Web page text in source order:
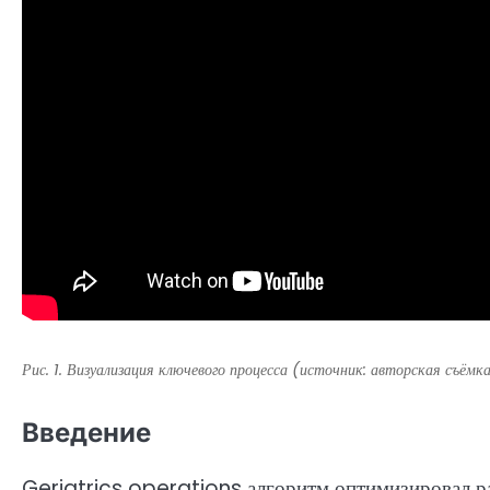
Рис. 1. Визуализация ключевого процесса (источник: авторская
Введение